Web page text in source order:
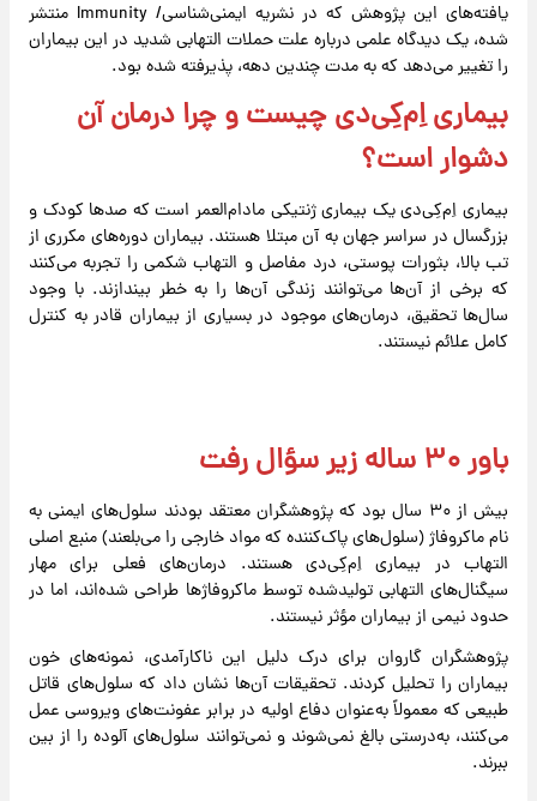
یافته‌های این پژوهش که در نشریه ایمنی‌شناسی/ Immunity منتشر
شده، یک دیدگاه علمی درباره علت حملات التهابی شدید در این بیماران
را تغییر می‌دهد که به مدت چندین دهه، پذیرفته شده بود.
بیماری اِم‌کِی‌دی چیست و چرا درمان آن
دشوار است؟
بیماری اِم‌کِی‌دی یک بیماری ژنتیکی مادام‌العمر است که صدها کودک و
بزرگسال در سراسر جهان به ‌آن مبتلا هستند. بیماران دوره‌های مکرری از
تب بالا، بثورات پوستی، درد مفاصل و التهاب شکمی را تجربه می‌کنند
که برخی از آن‌ها می‌توانند زندگی آن‌ها را به خطر بیندازند. با وجود
سال‌ها تحقیق، درمان‌های موجود در بسیاری از بیماران قادر به کنترل
کامل علائم نیستند.
باور ۳۰ ساله زیر سؤال رفت
بیش از ۳۰ سال بود که پژوهشگران معتقد بودند سلول‌های ایمنی به
نام ماکروفاژ (سلول‌های پاک‌کننده که مواد خارجی را می‌بلعند) منبع اصلی
التهاب در بیماری اِم‌کِی‌دی هستند. درمان‌های فعلی برای مهار
سیگنال‌های التهابی تولیدشده توسط ماکروفاژها طراحی شده‌اند، اما در
حدود نیمی از بیماران مؤثر نیستند.
پژوهشگران گاروان برای درک دلیل این ناکارآمدی، نمونه‌های خون
بیماران را تحلیل کردند. تحقیقات آن‌ها نشان داد که سلول‌های قاتل
طبیعی که معمولاً به‌عنوان دفاع اولیه در برابر عفونت‌های ویروسی عمل
می‌کنند، به‌درستی بالغ نمی‌شوند و نمی‌توانند سلول‌های آلوده را از بین
ببرند.